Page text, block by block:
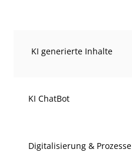
KI generierte Inhalte
KI ChatBot
Digitalisierung & Prozesse